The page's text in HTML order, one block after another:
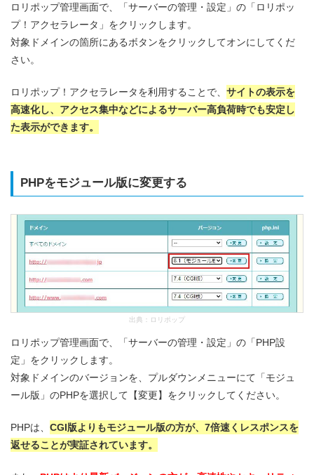
ロリポップ管理画面で、「サーバーの管理・設定」の「ロリポッ
プ！アクセラレータ」をクリックします。
対象ドメインの箇所にあるボタンをクリックしてオンにしてくだ
さい。
ロリポップ！アクセラレータを利用することで、 サイトの表示を
高速化し、アクセス集中などによるサーバー高負荷時でも安定し
た表示ができます。
PHPをモジュール版に変更する
出典： ロリポップ
ロリポップ管理画面で、「サーバーの管理・設定」の「PHP設
定」をクリックします。
対象ドメインのバージョンを、プルダウンメニューにて「モジュ
ール版」のPHPを選択して【変更】をクリックしてください。
PHPは、 CGI版よりもモジュール版の方が、7倍速くレスポンスを
返せることが実証されています。